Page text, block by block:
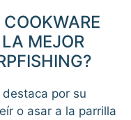
MEJOR
destaca por su
o asar a la parrilla